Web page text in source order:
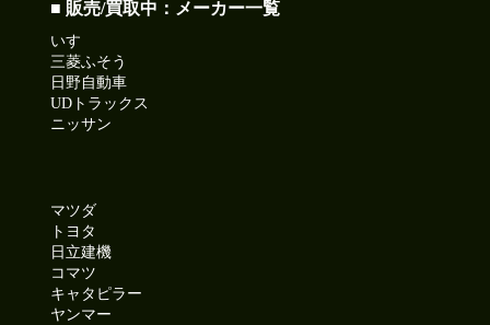
■ 販売/買取中：メーカー一覧
いすゞ
三菱ふそう
日野自動車
UDトラックス
ニッサン
マツダ
トヨタ
日立建機
コマツ
キャタピラー
ヤンマー